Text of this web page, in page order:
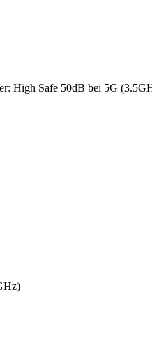
High Safe 50dB bei 5G